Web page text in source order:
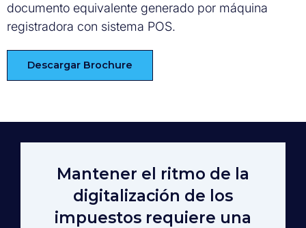
documento equivalente generado por máquina
registradora con sistema POS.
Descargar Brochure
Mantener el ritmo de la
digitalización de los
impuestos requiere una